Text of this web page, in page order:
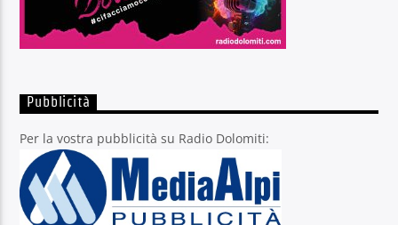
Pubblicità
Per la vostra pubblicità su Radio Dolomiti: